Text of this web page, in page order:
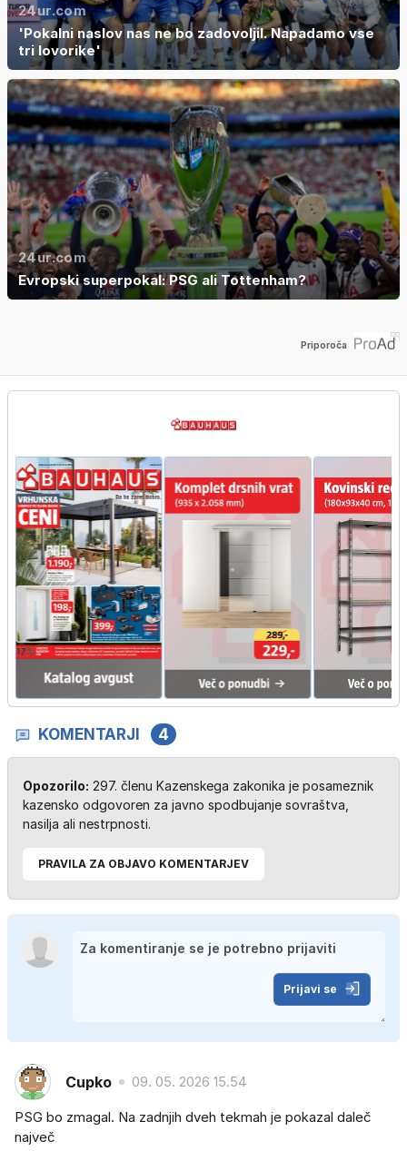
24ur.com
'Pokalni naslov nas ne bo zadovoljil. Napadamo vse
tri lovorike'
24ur.com
Evropski superpokal: PSG ali Tottenham?
Priporoča
KOMENTARJI 4
Opozorilo: 297. členu Kazenskega zakonika je posameznik
kazensko odgovoren za javno spodbujanje sovraštva,
nasilja ali nestrpnosti.
PRAVILA ZA OBJAVO KOMENTARJEV
Prijavi se
Cupko 09. 05. 2026 15.54
PSG bo zmagal. Na zadnjih dveh tekmah je pokazal daleč
največ